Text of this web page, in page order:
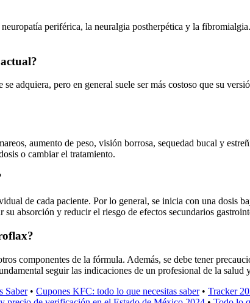
periférica, la neuralgia postherpética y la
adquiera, pero en general suele ser más costoso que su
aumento de peso, visión borrosa, sequedad bucal y
o cambiar el tratamiento.
de cada paciente. Por lo general, se inicia con una dosis
absorción y reducir el riesgo de efectos secundarios
componentes de la fórmula. Además, se debe tener
seguir las indicaciones de un profesional de la
Saber• Cupones KFC: todo lo que necesitas saber• Tracker